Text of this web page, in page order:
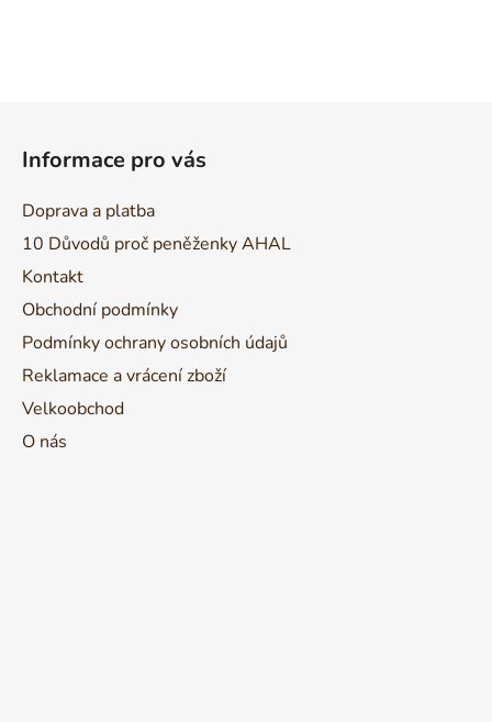
Informace pro vás
Doprava a platba
10 Důvodů proč peněženky AHAL
Kontakt
Obchodní podmínky
Podmínky ochrany osobních údajů
Reklamace a vrácení zboží
Velkoobchod
O nás